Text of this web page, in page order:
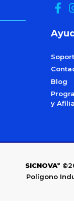
Blog
y
SICNOVAº
Polígono